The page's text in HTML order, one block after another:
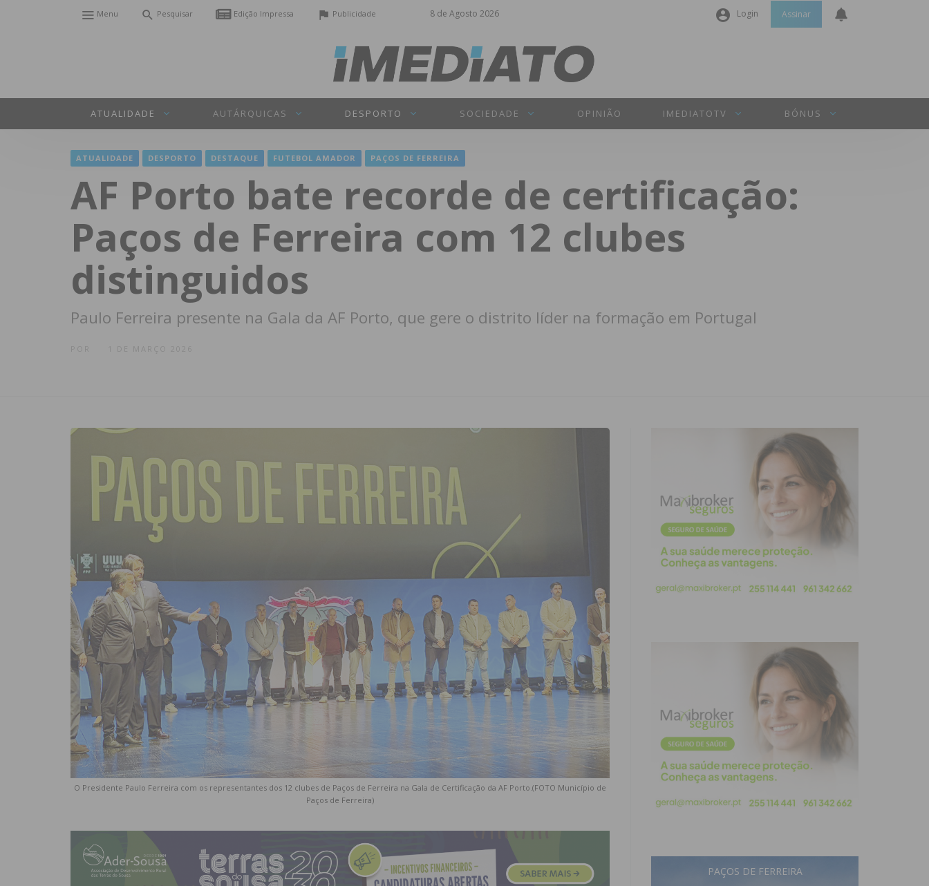
8 de Agosto 2026
Menu Pesquisar Edição Impressa Publicidade Login
Senha
INICIAR SESSÃO
Assinar
ATUALIDADE AUTÁRQUICAS DESPORTO SOCIEDADE OPINIÃO IMEDIATOTV BÓNUS
ATUALIDADE DESPORTO DESTAQUE FUTEBOL AMADOR PAÇOS DE FERREIRA
AF Porto bate recorde de certificação:
Paços de Ferreira com 12 clubes
distinguidos
Paulo Ferreira presente na Gala da AF Porto, que gere o distrito líder na formação em Portugal
1 DE MARÇO 2026
O Presidente Paulo Ferreira com os representantes dos 12 clubes de Paços de Ferreira na Gala de Certificação da AF Porto.(FOTO Município de
Paços de Ferreira)
PAÇOS DE FERREIRA